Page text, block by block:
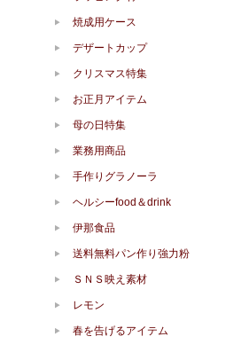
焼成用ケース
デザートカップ
クリスマス特集
お正月アイテム
母の日特集
業務用商品
手作りグラノーラ
ヘルシーfood＆drink
伊那食品
送料無料パン作り強力粉
ＳＮＳ映え素材
レモン
春を告げるアイテム